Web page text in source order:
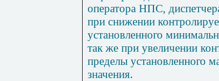
оператора НПС,
при снижении
установленного
так же при увеличении
пределы установленного
значения.